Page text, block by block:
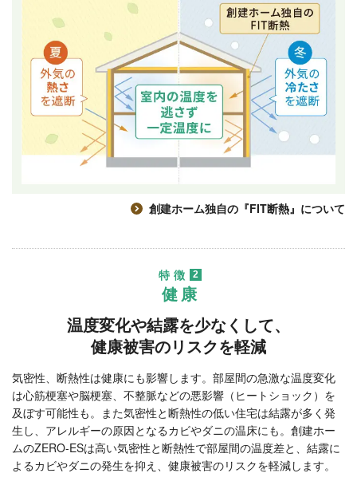
創建ホーム独自の『FIT断熱』について
特徴 2
健康
温度変化や結露を少なくして、
健康被害のリスクを軽減
気密性、断熱性は健康にも影響します。部屋間の急激な温度変化
は心筋梗塞や脳梗塞、不整脈などの悪影響（ヒートショック）を
及ぼす可能性も。また気密性と断熱性の低い住宅は結露が多く発
生し、アレルギーの原因となるカビやダニの温床にも。創建ホー
ムのZERO-ESは高い気密性と断熱性で部屋間の温度差と、結露に
よるカビやダニの発生を抑え、健康被害のリスクを軽減します。